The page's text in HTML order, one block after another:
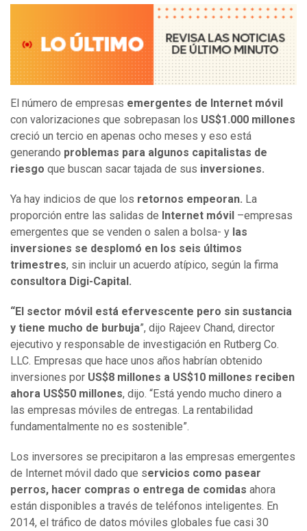
El número de empresas emergentes de Internet móvil
con valorizaciones que sobrepasan los US$1.000 millones
creció un tercio en apenas ocho meses y eso está
generando problemas para algunos capitalistas de
riesgo que buscan sacar tajada de sus inversiones.
Ya hay indicios de que los retornos empeoran. La
proporción entre las salidas de Internet móvil –empresas
emergentes que se venden o salen a bolsa- y las
inversiones se desplomó en los seis últimos
trimestres, sin incluir un acuerdo atípico, según la firma
consultora Digi-Capital.
“El sector móvil está efervescente pero sin sustancia
y tiene mucho de burbuja”, dijo Rajeev Chand, director
ejecutivo y responsable de investigación en Rutberg Co.
LLC. Empresas que hace unos años habrían obtenido
inversiones por US$8 millones a US$10 millones reciben
ahora US$50 millones, dijo. “Está yendo mucho dinero a
las empresas móviles de entregas. La rentabilidad
fundamentalmente no es sostenible”.
Los inversores se precipitaron a las empresas emergentes
de Internet móvil dado que servicios como pasear
perros, hacer compras o entrega de comidas ahora
están disponibles a través de teléfonos inteligentes. En
2014, el tráfico de datos móviles globales fue casi 30